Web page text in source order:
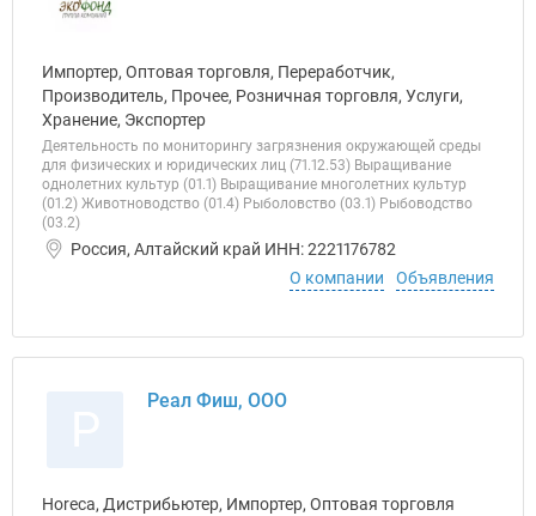
Импортер, Оптовая торговля, Переработчик,
Производитель, Прочее, Розничная торговля, Услуги,
Хранение, Экспортер
Деятельность по мониторингу загрязнения окружающей среды
для физических и юридических лиц (71.12.53) Выращивание
однолетних культур (01.1) Выращивание многолетних культур
(01.2) Животноводство (01.4) Рыболовство (03.1) Рыбоводство
(03.2)
Россия, Алтайский край ИНН: 2221176782
О компании
Объявления
Реал Фиш, ООО
Horeca, Дистрибьютер, Импортер, Оптовая торговля